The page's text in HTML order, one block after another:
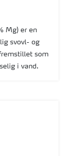
er en
svovl- og
som
i vand.